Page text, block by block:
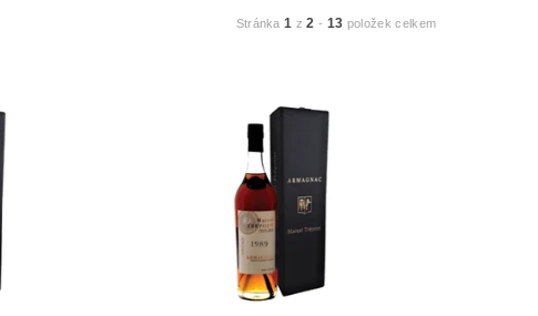
Stránka1 z2 - 13 položek celkem